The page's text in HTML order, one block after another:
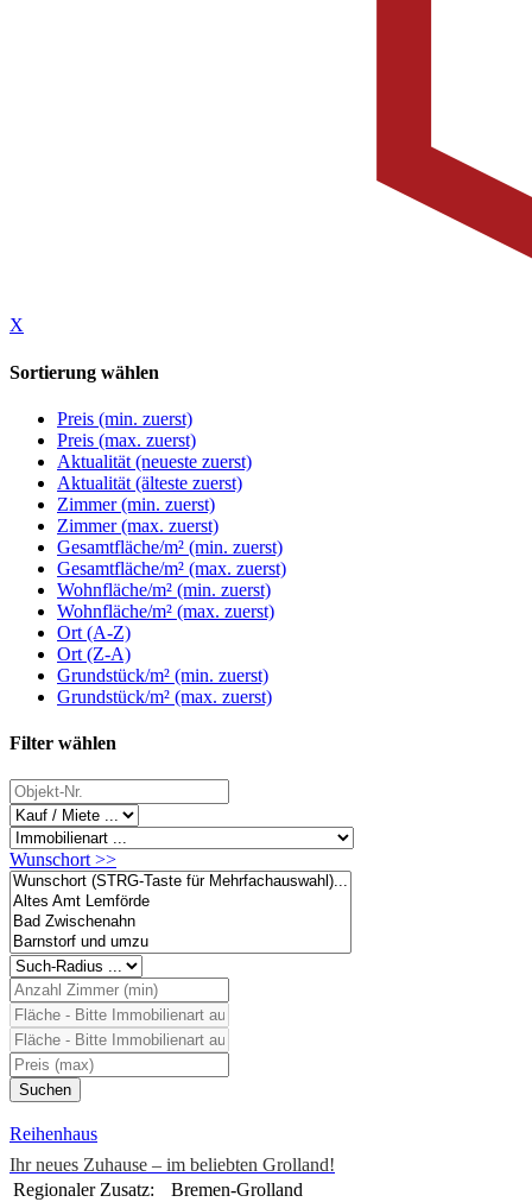
X
Sortierung wählen
Preis (min. zuerst)
Preis (max. zuerst)
Aktualität (neueste zuerst)
Aktualität (älteste zuerst)
Zimmer (min. zuerst)
Zimmer (max. zuerst)
Gesamtfläche/m² (min. zuerst)
Gesamtfläche/m² (max. zuerst)
Wohnfläche/m² (min. zuerst)
Wohnfläche/m² (max. zuerst)
Ort (A-Z)
Ort (Z-A)
Grundstück/m² (min. zuerst)
Grundstück/m² (max. zuerst)
Filter wählen
Wunschort >>
Reihenhaus
Ihr neues Zuhause – im beliebten Grolland!
Regionaler Zusatz:
Bremen-Grolland